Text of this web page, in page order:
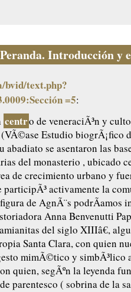
Introducción y
bvid/text.php?
=5:
centro de veneraciÃ³n y
Estudio biogrÃ¡fico
abadiato se asentaron las
del monasterio , ubicado
de crecimiento urbano y
participÃ³ activamente la
de AgnÃ¨s podrÃ­amos
Anna Benvenutti
del siglo XIIIâ€,
Santa Clara, con quien
mimÃ©tico y simbÃ³lico
quien, segÃºn la leyenda
parentesco ( sobrina de la